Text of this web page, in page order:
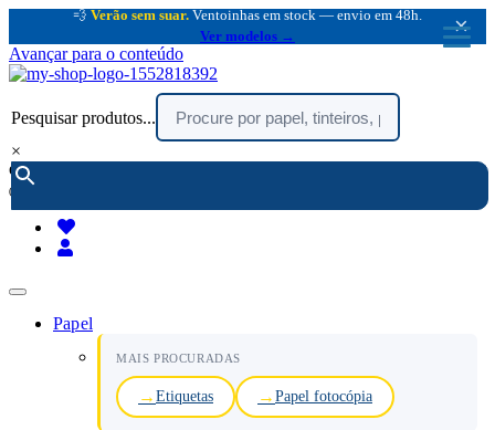
💨 Verão sem suar. Ventoinhas em stock — envio em 48h.
Ver modelos →
×
Avançar para o conteúdo
Pesquisar produtos...
×
encomendar por telefone :
(chamada rede fixa nacional)
Papel
MAIS PROCURADAS
Etiquetas Papel fotocópia